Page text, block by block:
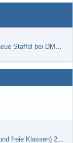
Die Modellbauer - Das Duell | Bewerbung für neue Staffel bei DMAX *Werbung*
Race Night in Lauba (LRP Offroad Challenge und freie Klassen) 25/26.08